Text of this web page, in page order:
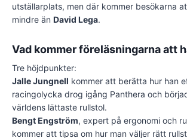
utställarplats, men där kommer besökarna
mindre än David Lega.
Vad kommer föreläsningarna att
Tre höjdpunkter:
Jalle Jungnell kommer att berätta hur han
racingolycka drog igång Panthera och
världens lättaste rullstol.
Bengt Engström, expert på ergonomi och
kommer att tipsa om hur man väljer rätt